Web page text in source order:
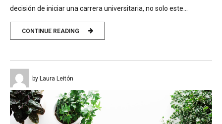
decisión de iniciar una carrera universitaria, no solo este...
CONTINUE READING
by Laura Leitón